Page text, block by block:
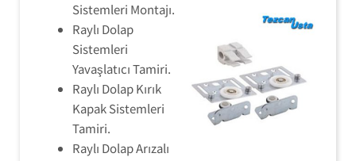
Sistemleri Montajı.
Raylı Dolap
Sistemleri
Yavaşlatıcı Tamiri.
Raylı Dolap Kırık
Kapak Sistemleri
Tamiri.
Raylı Dolap Arızalı